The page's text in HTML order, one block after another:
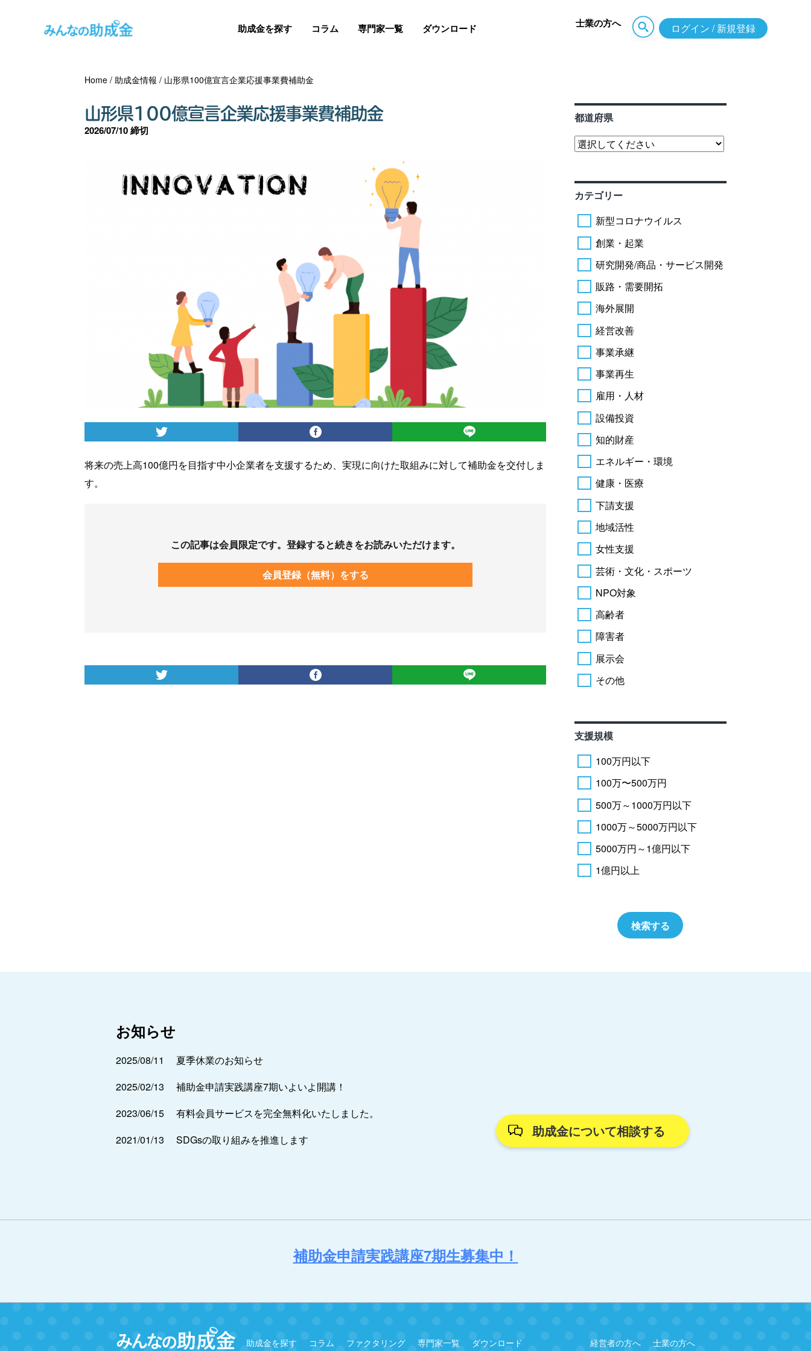
助成金を探す コラム 専門家一覧 ダウンロード 士業の方へ ログイン / 新規登録
Home /助成金情報 / 山形県100億宣言企業応援事業費補助金
山形県100億宣言企業応援事業費補助金
2026/07/10 締切
将来の売上高100億円を目指す中小企業者を支援するため、実現に向けた取組みに対して補助金を交付しま
す。
この記事は会員限定です。登録すると続きをお読みいただけます。
会員登録（無料）をする
都道府県
カテゴリー
新型コロナウイルス
創業・起業
研究開発/商品・サービス開発
販路・需要開拓
海外展開
経営改善
事業承継
事業再生
雇用・人材
設備投資
知的財産
エネルギー・環境
健康・医療
下請支援
地域活性
女性支援
芸術・文化・スポーツ
NPO対象
高齢者
障害者
展示会
その他
支援規模
100万円以下
100万〜500万円
500万～1000万円以下
1000万～5000万円以下
5000万円～1億円以下
1億円以上
お知らせ
2025/08/11
夏季休業のお知らせ
2025/02/13
補助金申請実践講座7期いよいよ開講！
2023/06/15
有料会員サービスを完全無料化いたしました。
2021/01/13
SDGsの取り組みを推進します
助成金について相談する
補助金申請実践講座7期生募集中！
助成金を探す コラム ファクタリング 専門家一覧 ダウンロード 経営者の方へ 士業の方へ